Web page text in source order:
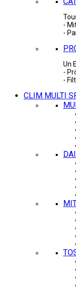
-
-
Un
-
-
CLIM MULTI